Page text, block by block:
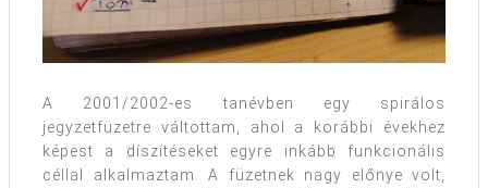
A 2001/2002-es tanévben egy spirálos
jegyzetfüzetre váltottam, ahol a korábbi évekhez
képest a díszítéseket egyre inkább funkcionális
céllal alkalmaztam. A füzetnek nagy előnye volt,